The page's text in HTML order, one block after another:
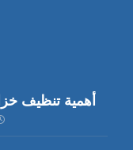
أهمية تنظيف